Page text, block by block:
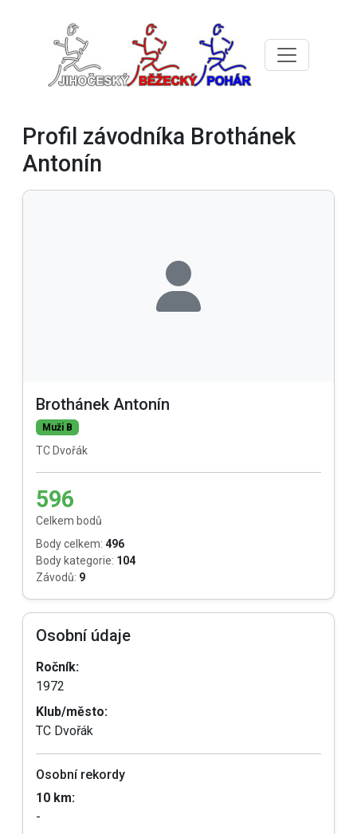
Profil závodníka Brothánek
Antonín
Brothánek Antonín
Muži B
TC Dvořák
596
Celkem bodů
Body celkem: 496
Body kategorie: 104
Závodů: 9
Osobní údaje
Ročník:
1972
Klub/město:
TC Dvořák
Osobní rekordy
10 km:
-